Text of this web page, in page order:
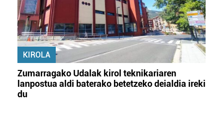
KIROLA
Zumarragako Udalak kirol teknikariaren
lanpostua aldi baterako betetzeko deialdia ireki
du